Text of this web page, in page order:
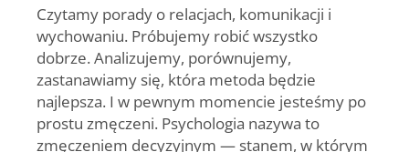
Czytamy porady o relacjach, komunikacji i
wychowaniu. Próbujemy robić wszystko
dobrze. Analizujemy, porównujemy,
zastanawiamy się, która metoda będzie
najlepsza. I w pewnym momencie jesteśmy po
prostu zmęczeni. Psychologia nazywa to
zmęczeniem decyzyjnym — stanem, w którym